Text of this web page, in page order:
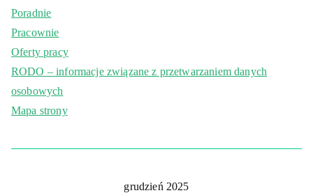
Poradnie
Pracownie
Oferty pracy
RODO – informacje związane z przetwarzaniem danych
osobowych
Mapa strony
grudzień 2025